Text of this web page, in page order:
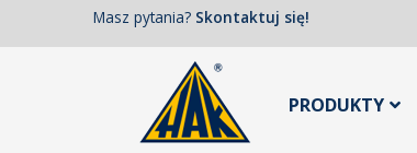
Masz pytania? Skontaktuj się!
PRODUKTY